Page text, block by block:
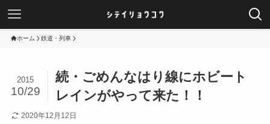
ホーム 鉄道・列車
続・ごめんなはり線にホビート
レインがやって来た！！
2015
10/29
2020年12月12日